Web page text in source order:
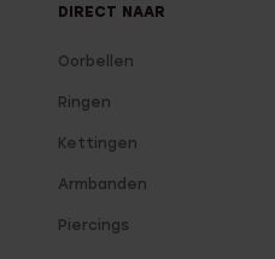
DIRECT NAAR
Oorbellen
Ringen
Kettingen
Armbanden
Piercings